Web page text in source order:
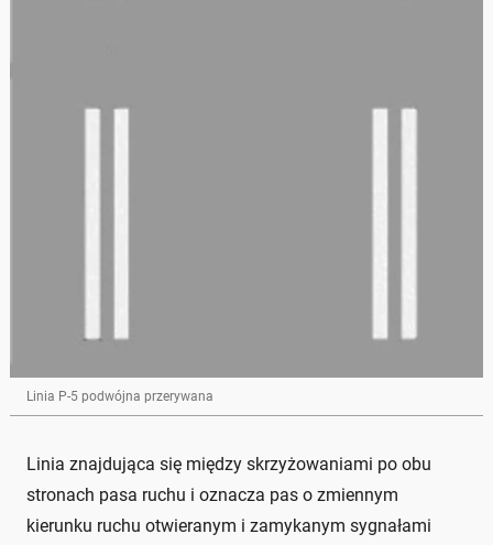
Linia P-5 podwójna przerywana
Linia znajdująca się między skrzyżowaniami po obu
stronach pasa ruchu i oznacza pas o zmiennym
kierunku ruchu otwieranym i zamykanym sygnałami